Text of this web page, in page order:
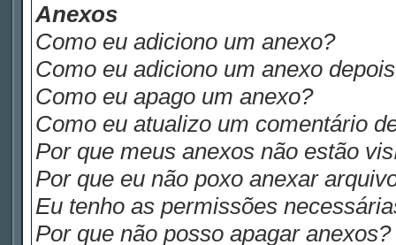
Anexos
Como eu adiciono um anexo?
Como eu adiciono um anexo
Como eu apago um anexo?
Como eu atualizo um comentário
Por que meus anexos não estão
Por que eu não poxo anexar
Eu tenho as permissões
Por que não posso apagar anexos?